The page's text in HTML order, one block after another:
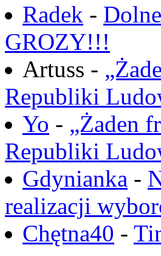
Radek -
GROZY!!!
Artuss -
Republiki
Yo - „Żaden
Republiki
Gdynianka -
realizacji
Chętna40 -